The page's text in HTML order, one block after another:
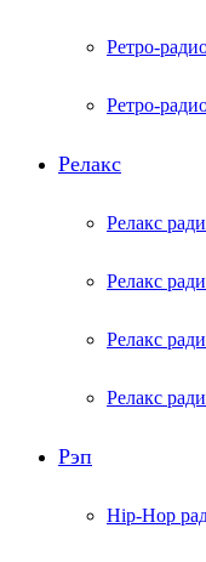
Ретро-
Ретро-
Релакс
Релакс
Релакс
Релакс
Релакс
Рэп
Hip-Hop